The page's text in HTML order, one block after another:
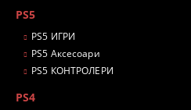
PS5
PS5 ИГРИ
PS5 Аксесоари
PS5 КОНТРОЛЕРИ
PS4